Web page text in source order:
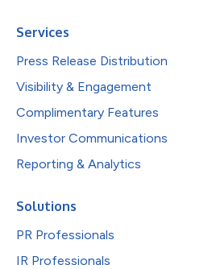
Services
Press Release Distribution
Visibility & Engagement
Complimentary Features
Investor Communications
Reporting & Analytics
Solutions
PR Professionals
IR Professionals